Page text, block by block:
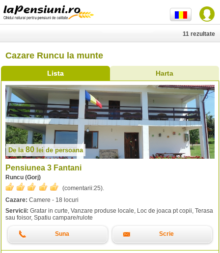
Cazare Runcu la munte
Lista Harta
11 rezultate
De la80 lei de persoana
Pensiunea 3 Fantani
Runcu (Gorj)
(comentarii:25).
Cazare: Camere - 18 locuri
Servicii: Gratar in curte, Vanzare produse locale, Loc de joaca pt copii, Terasa
sau foisor, Spatiu campare/rulote
Suna Scrie